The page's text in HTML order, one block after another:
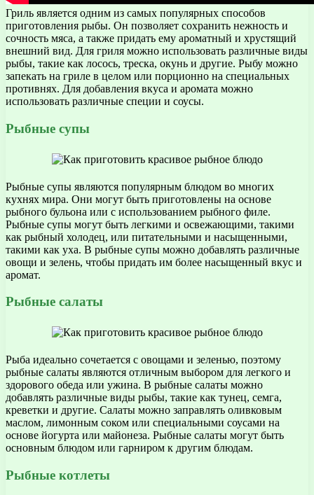
Гриль является одним из самых популярных способов
приготовления рыбы. Он позволяет сохранить нежность и
сочность мяса, а также придать ему ароматный и хрустящий
внешний вид. Для гриля можно использовать различные виды
рыбы, такие как лосось, треска, окунь и другие. Рыбу можно
запекать на гриле в целом или порционно на специальных
противнях. Для добавления вкуса и аромата можно
использовать различные специи и соусы.
Рыбные супы
Рыбные супы являются популярным блюдом во многих
кухнях мира. Они могут быть приготовлены на основе
рыбного бульона или с использованием рыбного филе.
Рыбные супы могут быть легкими и освежающими, такими
как рыбный холодец, или питательными и насыщенными,
такими как уха. В рыбные супы можно добавлять различные
овощи и зелень, чтобы придать им более насыщенный вкус и
аромат.
Рыбные салаты
Рыба идеально сочетается с овощами и зеленью, поэтому
рыбные салаты являются отличным выбором для легкого и
здорового обеда или ужина. В рыбные салаты можно
добавлять различные виды рыбы, такие как тунец, семга,
креветки и другие. Салаты можно заправлять оливковым
маслом, лимонным соком или специальными соусами на
основе йогурта или майонеза. Рыбные салаты могут быть
основным блюдом или гарниром к другим блюдам.
Рыбные котлеты